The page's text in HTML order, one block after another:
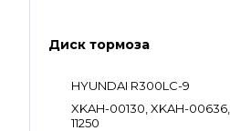
Диск тормоза
HYUNDAI R300LC-9
XKAH-00130, XKAH-
11250